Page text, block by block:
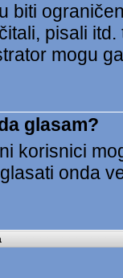
biti
pisali
mogu
glasam?
korisnici
onda